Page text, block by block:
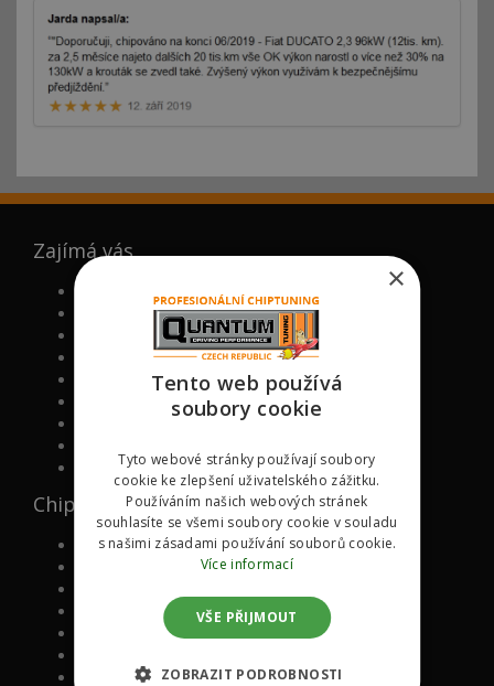
Zajímá vás
FAQ (ČASTO KLADENÉ DOTAZY)
NOVĚ CHIPOVANÉ MODELY
VÁLCOVÁ ZKUŠEBNA
VIP BONUS PROGRAM
CHIPTUNING ŠKOLA
RECENZE KLIENTŮ NA CHIPTUNING
KONTAKT
Chipované značky
Volkswagen
Mercedes-Benz
×
Tento web používá
soubory cookie
Tyto webové stránky používají soubory
cookie ke zlepšení uživatelského zážitku.
Používáním našich webových stránek
souhlasíte se všemi soubory cookie v souladu
s našimi zásadami používání souborů cookie.
Více informací
VŠE PŘIJMOUT
ZOBRAZIT PODROBNOSTI